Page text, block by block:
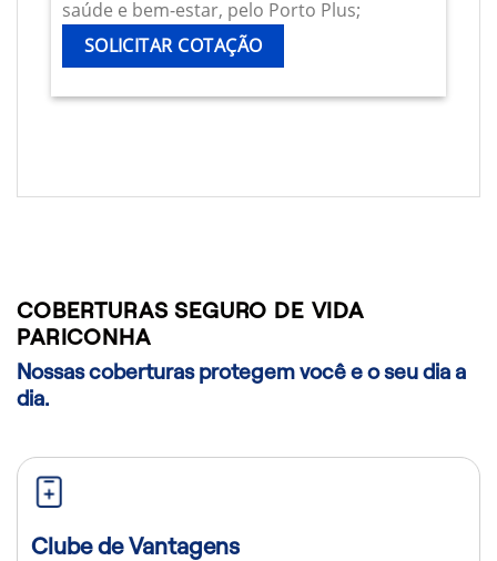
saúde e bem-estar, pelo Porto Plus;
SOLICITAR COTAÇÃO
COBERTURAS SEGURO DE VIDA
PARICONHA
Nossas coberturas protegem você e o seu dia a
dia.
Clube de Vantagens